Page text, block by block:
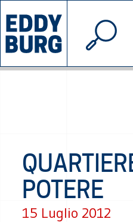
INIZIATIVE
© 2026
POTERE
15 Luglio 2012